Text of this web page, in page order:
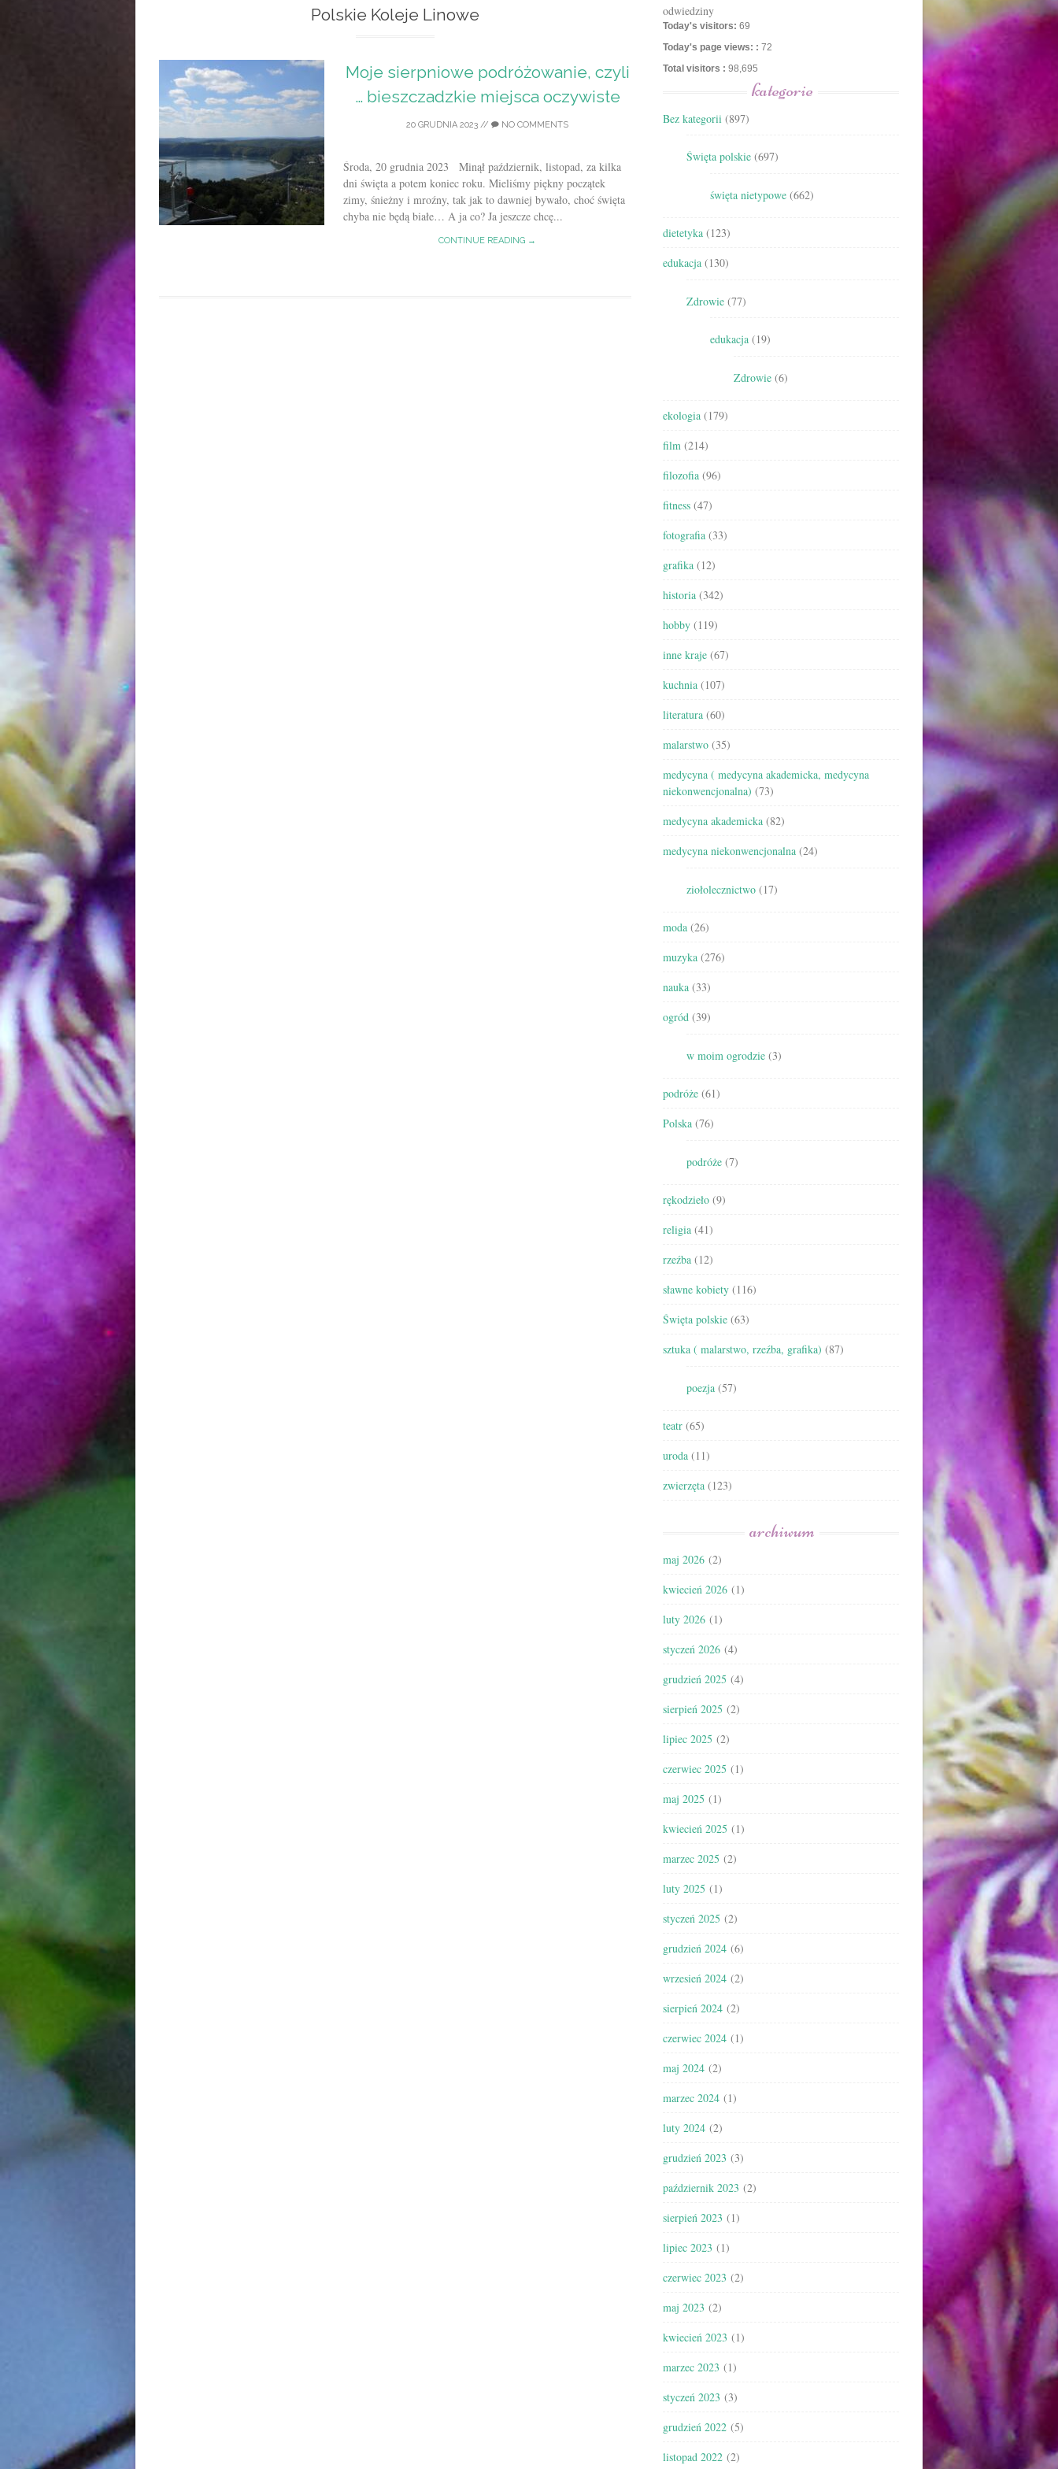
Polskie Koleje Linowe
Moje sierpniowe podróżowanie, czyli
… bieszczadzkie miejsca oczywiste
20 GRUDNIA 2023 // NO COMMENTS
Środa, 20 grudnia 2023 Minął październik, listopad, za kilka
dni święta a potem koniec roku. Mieliśmy piękny początek
zimy, śnieżny i mroźny, tak jak to dawniej bywało, choć święta
chyba nie będą białe… A ja co? Ja jeszcze chcę...
CONTINUE READING →
odwiedziny
Today's visitors: 69
Today's page views: : 72
Total visitors : 98,695
kategorie
Bez kategorii (897)
Święta polskie (697)
święta nietypowe (662)
dietetyka (123)
edukacja (130)
Zdrowie (77)
edukacja (19)
Zdrowie (6)
ekologia (179)
film (214)
filozofia (96)
fitness (47)
fotografia (33)
grafika (12)
historia (342)
hobby (119)
inne kraje (67)
kuchnia (107)
literatura (60)
malarstwo (35)
medycyna ( medycyna akademicka, medycyna
niekonwencjonalna) (73)
medycyna akademicka (82)
medycyna niekonwencjonalna (24)
ziołolecznictwo (17)
moda (26)
muzyka (276)
nauka (33)
ogród (39)
w moim ogrodzie (3)
podróże (61)
Polska (76)
podróże (7)
rękodzieło (9)
religia (41)
rzeźba (12)
sławne kobiety (116)
Święta polskie (63)
sztuka ( malarstwo, rzeźba, grafika) (87)
poezja (57)
teatr (65)
uroda (11)
zwierzęta (123)
archiwum
maj 2026 (2)
kwiecień 2026 (1)
luty 2026 (1)
styczeń 2026 (4)
grudzień 2025 (4)
sierpień 2025 (2)
lipiec 2025 (2)
czerwiec 2025 (1)
maj 2025 (1)
kwiecień 2025 (1)
marzec 2025 (2)
luty 2025 (1)
styczeń 2025 (2)
grudzień 2024 (6)
wrzesień 2024 (2)
sierpień 2024 (2)
czerwiec 2024 (1)
maj 2024 (2)
marzec 2024 (1)
luty 2024 (2)
grudzień 2023 (3)
październik 2023 (2)
sierpień 2023 (1)
lipiec 2023 (1)
czerwiec 2023 (2)
maj 2023 (2)
kwiecień 2023 (1)
marzec 2023 (1)
styczeń 2023 (3)
grudzień 2022 (5)
listopad 2022 (2)